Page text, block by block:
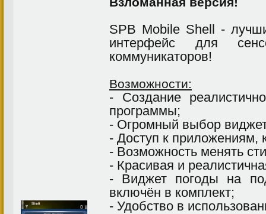
SPB Mobile Shell -
интерфейс для
коммуникаторов!
Возможности:
- Создание
программы;
- Огромный выбор
- Доступ к приложениям,
- Возможность менять
- Красивая и
- Виджет погоды на
включён в комплект;
- Удобство в